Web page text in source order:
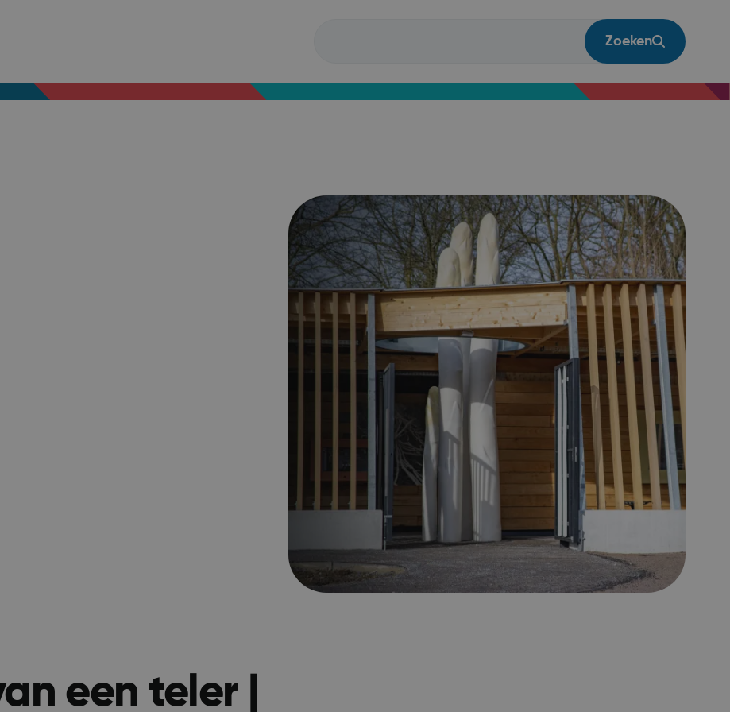
Zoeken
een teler |